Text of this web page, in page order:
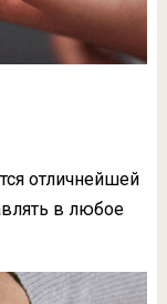
отличнейшей
в любое